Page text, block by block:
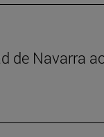
de Navarra